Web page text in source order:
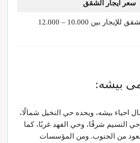
سعر ايجار الشقق
بين 10.000 – 12.000
احياء بيشه، ويحده حي النخيل شمالًا،
النسيم شرقًا، وحي الفهد غربًا، كما
من الجنوب. ومن المؤسسات